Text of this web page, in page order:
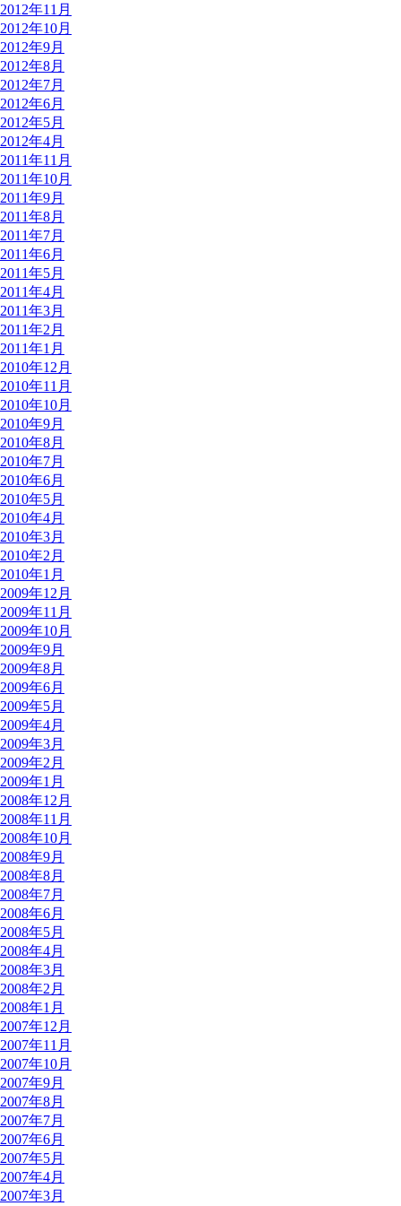
2012年11月
2012年10月
2012年9月
2012年8月
2012年7月
2012年6月
2012年5月
2012年4月
2011年11月
2011年10月
2011年9月
2011年8月
2011年7月
2011年6月
2011年5月
2011年4月
2011年3月
2011年2月
2011年1月
2010年12月
2010年11月
2010年10月
2010年9月
2010年8月
2010年7月
2010年6月
2010年5月
2010年4月
2010年3月
2010年2月
2010年1月
2009年12月
2009年11月
2009年10月
2009年9月
2009年8月
2009年6月
2009年5月
2009年4月
2009年3月
2009年2月
2009年1月
2008年12月
2008年11月
2008年10月
2008年9月
2008年8月
2008年7月
2008年6月
2008年5月
2008年4月
2008年3月
2008年2月
2008年1月
2007年12月
2007年11月
2007年10月
2007年9月
2007年8月
2007年7月
2007年6月
2007年5月
2007年4月
2007年3月